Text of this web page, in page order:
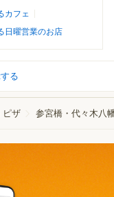
カフェ
日曜営業のお店
る
ピザ 参宮橋・代々木八